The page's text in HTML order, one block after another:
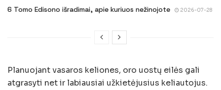
6 Tomo Edisono išradimai, apie kuriuos nežinojote 2026-07-28
Planuojant vasaros keliones, oro uostų eilės gali
atgrasyti net ir labiausiai užkietėjusius keliautojus.